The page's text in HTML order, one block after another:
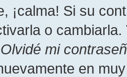
¡calma! Si su
o
Olvidé mi
en